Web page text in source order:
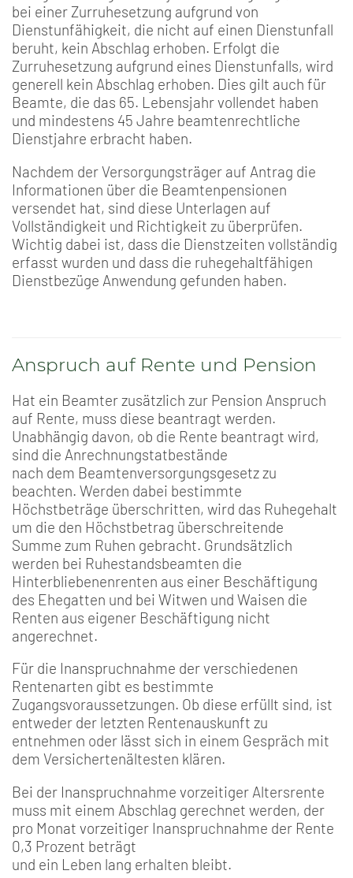
bei einer Zurruhesetzung aufgrund von
Dienstunfähigkeit, die nicht auf einen Dienstunfall
beruht, kein Abschlag erhoben. Erfolgt die
Zurruhesetzung aufgrund eines Dienstunfalls, wird
generell kein Abschlag erhoben. Dies gilt auch für
Beamte, die das 65. Lebensjahr vollendet haben
und mindestens 45 Jahre beamtenrechtliche
Dienstjahre erbracht haben.
Nachdem der Versorgungsträger auf Antrag die
Informationen über die Beamtenpensionen
versendet hat, sind diese Unterlagen auf
Vollständigkeit und Richtigkeit zu überprüfen.
Wichtig dabei ist, dass die Dienstzeiten vollständig
erfasst wurden und dass die ruhegehaltfähigen
Dienstbezüge Anwendung gefunden haben.
Anspruch auf Rente und Pension
Hat ein Beamter zusätzlich zur Pension Anspruch
auf Rente, muss diese beantragt werden.
Unabhängig davon, ob die Rente beantragt wird,
sind die Anrechnungstatbestände
nach dem Beamtenversorgungsgesetz zu
beachten. Werden dabei bestimmte
Höchstbeträge überschritten, wird das Ruhegehalt
um die den Höchstbetrag überschreitende
Summe zum Ruhen gebracht. Grundsätzlich
werden bei Ruhestandsbeamten die
Hinterbliebenenrenten aus einer Beschäftigung
des Ehegatten und bei Witwen und Waisen die
Renten aus eigener Beschäftigung nicht
angerechnet.
Für die Inanspruchnahme der verschiedenen
Rentenarten gibt es bestimmte
Zugangsvoraussetzungen. Ob diese erfüllt sind, ist
entweder der letzten Rentenauskunft zu
entnehmen oder lässt sich in einem Gespräch mit
dem Versichertenältesten klären.
Bei der Inanspruchnahme vorzeitiger Altersrente
muss mit einem Abschlag gerechnet werden, der
pro Monat vorzeitiger Inanspruchnahme der Rente
0,3 Prozent beträgt
und ein Leben lang erhalten bleibt.